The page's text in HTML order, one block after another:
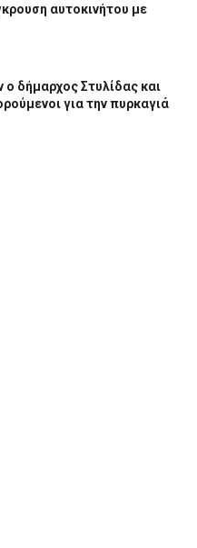
αυτοκινήτου με
ο δήμαρχος Στυλίδας και
για την πυρκαγιά